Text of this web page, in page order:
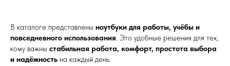
В каталоге представлены ноутбуки для работы, учёбы и
повседневного использования. Это удобные решения для тех,
кому важны стабильная работа, комфорт, простота выбора
и надёжность на каждый день.